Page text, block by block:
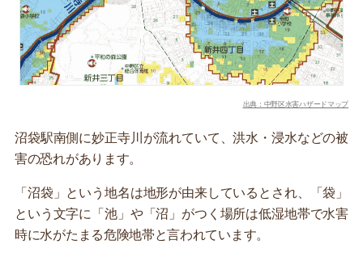
出典：中野区水害ハザードマップ
沼袋駅南側に妙正寺川が流れていて、洪水・浸水などの被
害の恐れがあります。
「沼袋」という地名は地形が由来しているとされ、「袋」
という文字に「池」や「沼」がつく場所は低湿地帯で水害
時に水がたまる危険地帯と言われています。